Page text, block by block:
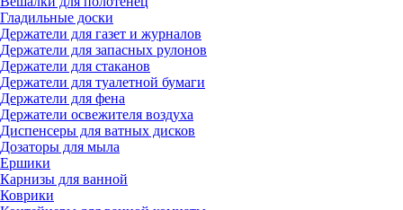
Гладильные доски
Держатели для газет и журналов
Держатели для запасных рулонов
Держатели для стаканов
Держатели для туалетной бумаги
Держатели для фена
Держатели освежителя воздуха
Диспенсеры для ватных дисков
Дозаторы для мыла
Ершики
Карнизы для ванной
Коврики